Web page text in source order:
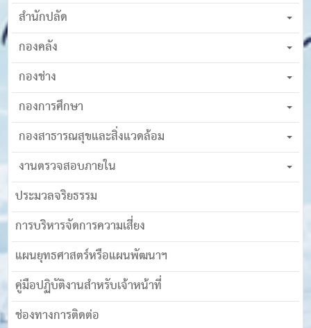
สำนักปลัด
กองคลัง
กองช่าง
กองการศึกษา
กองสาธารณสุขและสิ่งแวดล้อม
งานตรวจสอบภายใน
ประมวลจริยธรรม
การบริหารจัดการความเสี่ยง
แผนยุทธศาสตร์หรือแผนพัฒนาฯ
คู่มือปฏิบัติงานสำหรับเจ้าหน้าที่
ช่องทางการติดต่อ